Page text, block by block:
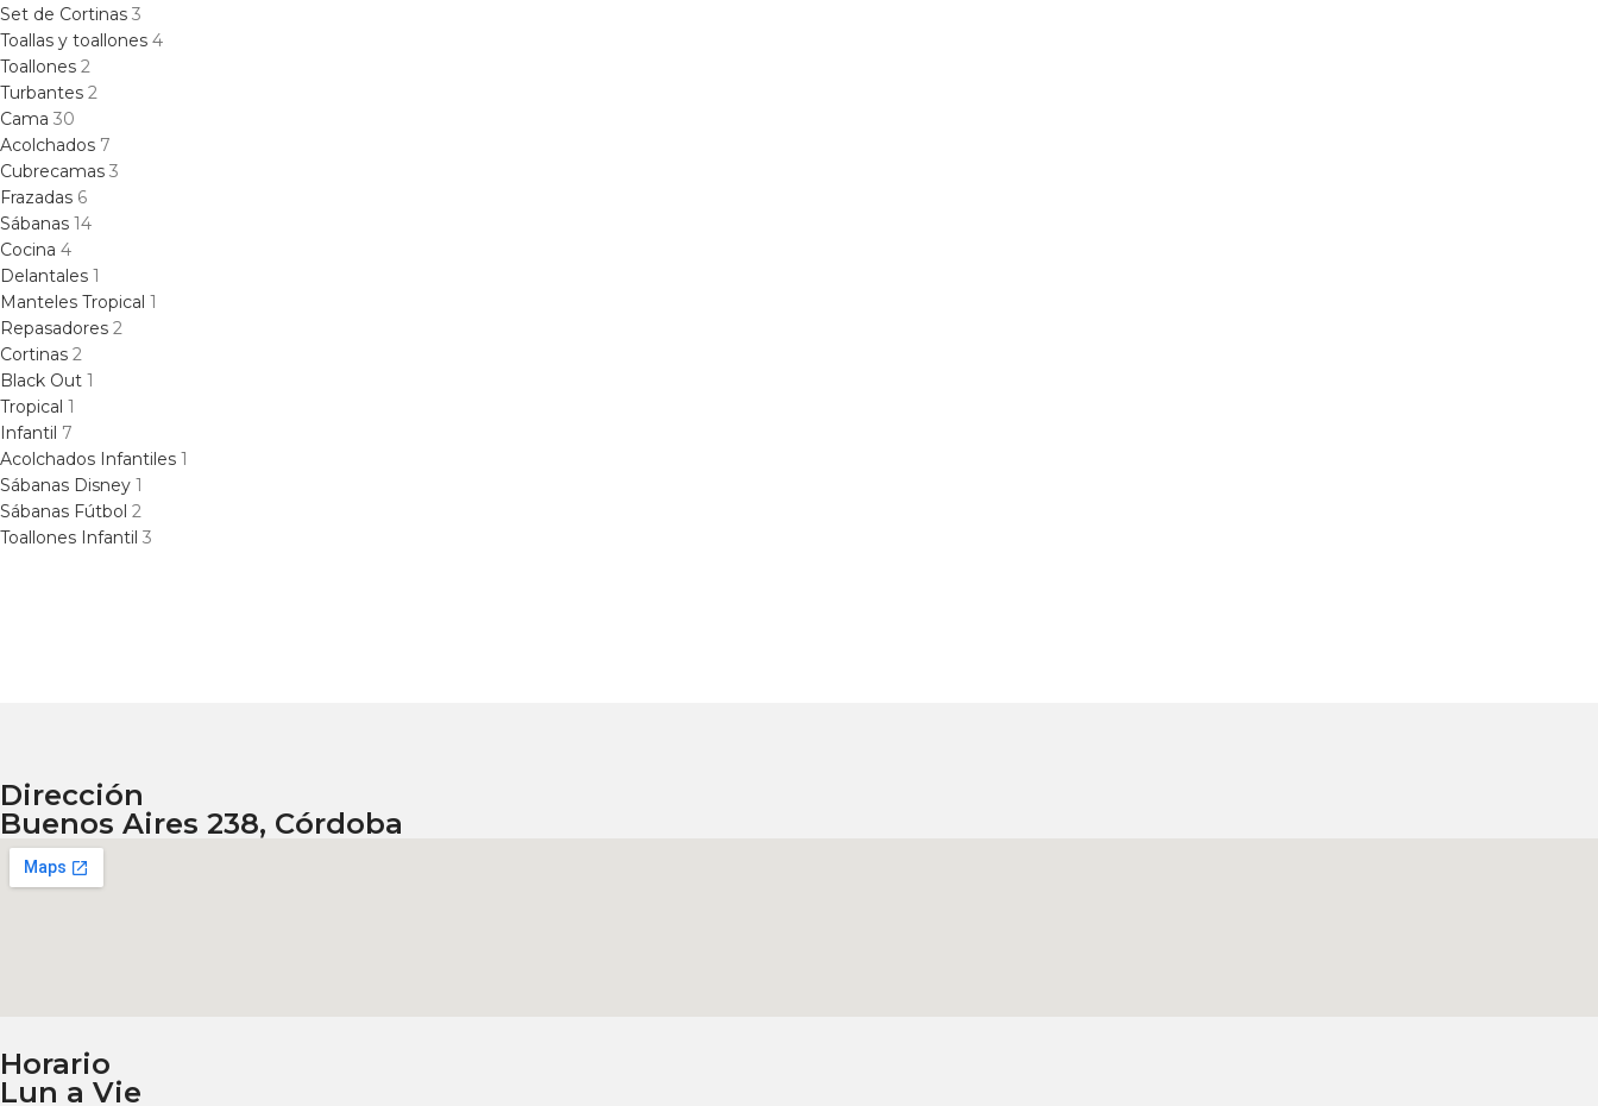
Set de Cortinas 3
Toallas y toallones 4
Toallones 2
Turbantes 2
Cama 30
Acolchados 7
Cubrecamas 3
Frazadas 6
Sábanas 14
Cocina 4
Delantales 1
Manteles Tropical 1
Repasadores 2
Cortinas 2
Black Out 1
Tropical 1
Infantil 7
Acolchados Infantiles 1
Sábanas Disney 1
Sábanas Fútbol 2
Toallones Infantil 3
Dirección
Buenos Aires 238, Córdoba
Horario
Lun a Vie